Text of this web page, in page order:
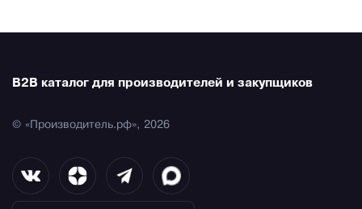
B2B каталог для производителей и закупщиков
© «Производитель.рф», 2026